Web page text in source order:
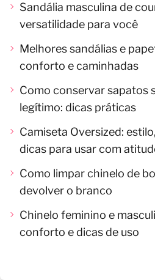
Sandália masculina de
versatilidade para você
Melhores sandálias e
conforto e caminhadas
Como conservar sapatos
legítimo: dicas práticas
Camiseta Oversized:
dicas para usar com
Como limpar chinelo de
devolver o branco
Chinelo feminino e
conforto e dicas de uso